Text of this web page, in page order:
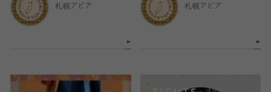
札幌アピア
札幌アピア